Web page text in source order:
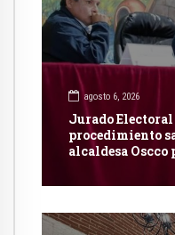
agosto 6, 2026
Jurado
procedimiento
alcaldesa